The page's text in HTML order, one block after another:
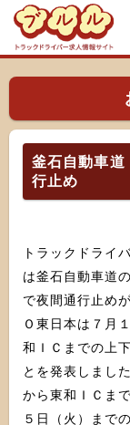
釜石自動車
行止め
トラックドライ
は釜石自動車道
で夜間通行止めが行
Ｏ東日本は７月
和ＩＣまでの上
とを発表しまし
から東和ＩＣま
５日（火）まで